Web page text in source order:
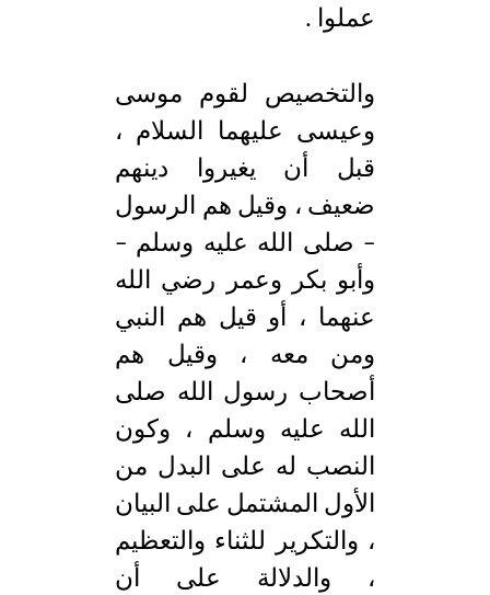
عملوا .
والتخصيص لقوم موسى
وعيسى عليهما السلام ،
قبل أن يغيروا دينهم
ضعيف ، وقيل هم الرسول
– صلى الله عليه وسلم –
وأبو بكر وعمر رضي الله
عنهما ، أو قيل هم النبي
ومن معه ، وقيل هم
أصحاب رسول الله صلى
الله عليه وسلم ، وكون
النصب له على البدل من
الأول المشتمل على البيان
، والتكرير للثناء والتعظيم
، والدلالة على أن